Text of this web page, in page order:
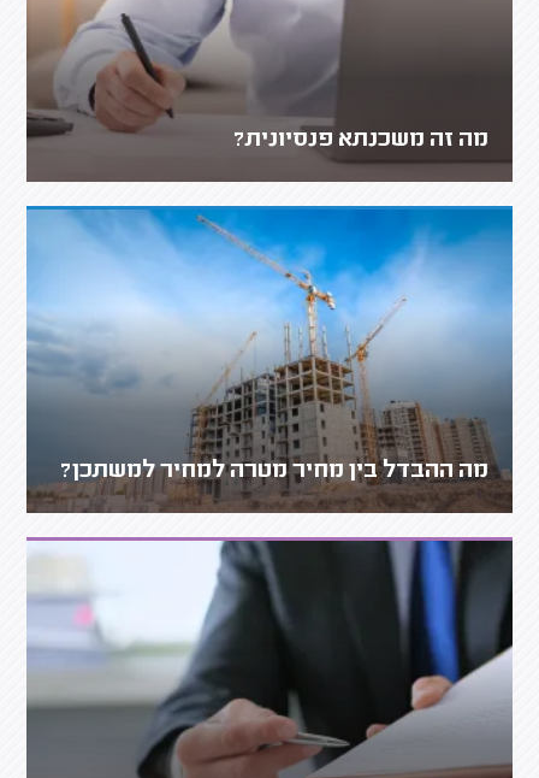
מה זה משכנתא פנסיונית?
מה ההבדל בין מחיר מטרה למחיר למשתכן?